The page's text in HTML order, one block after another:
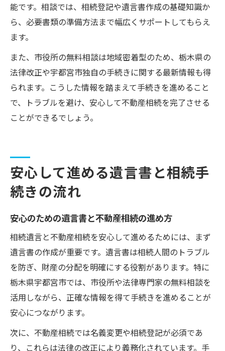
能です。相談では、相続登記や遺言書作成の基礎知識か
ら、必要書類の準備方法まで幅広くサポートしてもらえ
ます。
また、市役所の無料相談は地域密着型のため、栃木県の
法律改正や宇都宮市独自の手続きに関する最新情報も得
られます。こうした情報を踏まえて手続きを進めること
で、トラブルを避け、安心して不動産相続を完了させる
ことができるでしょう。
安心して進める遺言書と相続手
続きの流れ
安心のための遺言書と不動産相続の進め方
相続遺言と不動産相続を安心して進めるためには、まず
遺言書の作成が重要です。遺言書は相続人間のトラブル
を防ぎ、財産の分配を明確にする役割があります。特に
栃木県宇都宮市では、市役所や法律専門家の無料相談を
活用しながら、正確な情報を得て手続きを進めることが
安心につながります。
次に、不動産相続では名義変更や相続登記が必須であ